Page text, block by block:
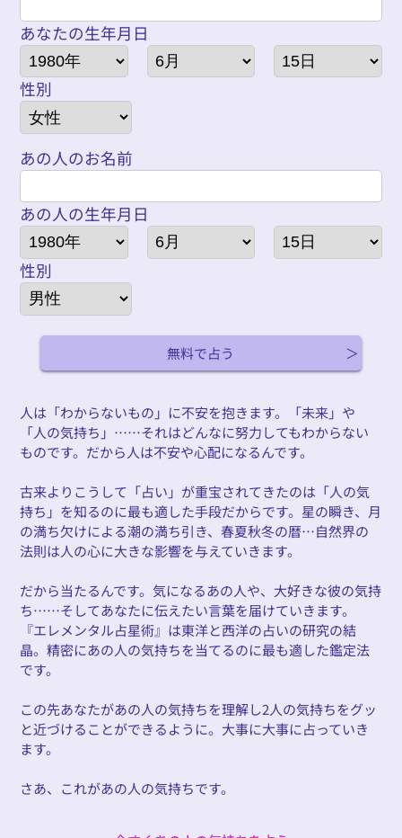
あなたの生年月日
性別
あの人のお名前
あの人の生年月日
性別
無料で占う
人は「わからないもの」に不安を抱きます。「未来」や
「人の気持ち」……それはどんなに努力してもわからない
ものです。だから人は不安や心配になるんです。
古来よりこうして「占い」が重宝されてきたのは「人の気
持ち」を知るのに最も適した手段だからです。星の瞬き、月
の満ち欠けによる潮の満ち引き、春夏秋冬の暦…自然界の
法則は人の心に大きな影響を与えていきます。
だから当たるんです。気になるあの人や、大好きな彼の気持
ち……そしてあなたに伝えたい言葉を届けていきます。
『エレメンタル占星術』は東洋と西洋の占いの研究の結
晶。精密にあの人の気持ちを当てるのに最も適した鑑定法
です。
この先あなたがあの人の気持ちを理解し2人の気持ちをグッ
と近づけることができるように。大事に大事に占っていき
ます。
さあ、これがあの人の気持ちです。